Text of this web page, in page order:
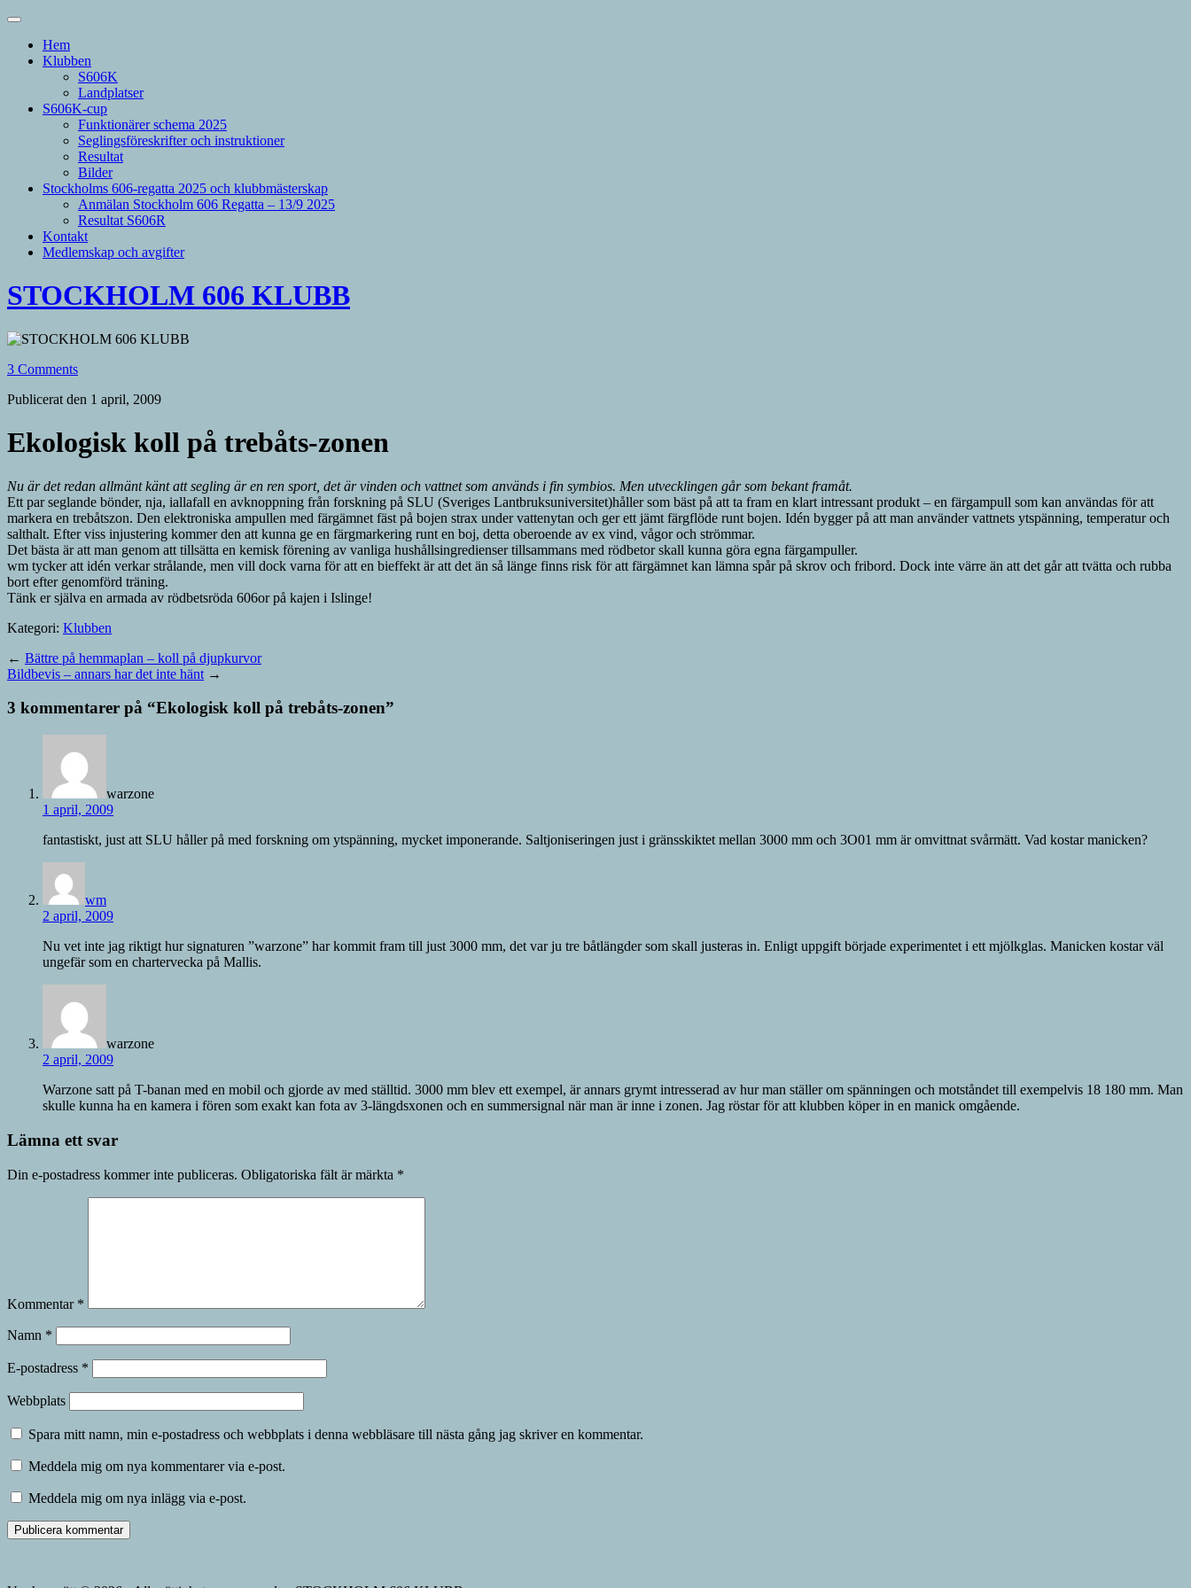
Hem
Klubben
S606K
Landplatser
S606K-cup
Funktionärer schema 2025
Seglingsföreskrifter och instruktioner
Resultat
Bilder
Stockholms 606-regatta 2025 och klubbmästerskap
Anmälan Stockholm 606 Regatta – 13/9 2025
Resultat S606R
Kontakt
Medlemskap och avgifter
STOCKHOLM 606 KLUBB
3 Comments
Publicerat den 1 april, 2009
Ekologisk koll på trebåts-zonen
Nu är det redan allmänt känt att segling är en ren sport, det är vinden och vattnet som används i fin symbios. Men utvecklingen går som bekant framåt.
Ett par seglande bönder, nja, iallafall en avknoppning från forskning på SLU (Sveriges Lantbruksuniversitet)håller som bäst på att ta fram en klart intressant produkt – en färgampull som kan användas för att
markera en trebåtszon. Den elektroniska ampullen med färgämnet fäst på bojen strax under vattenytan och ger ett jämt färgflöde runt bojen. Idén bygger på att man använder vattnets ytspänning, temperatur och
salthalt. Efter viss injustering kommer den att kunna ge en färgmarkering runt en boj, detta oberoende av ex vind, vågor och strömmar.
Det bästa är att man genom att tillsätta en kemisk förening av vanliga hushållsingredienser tillsammans med rödbetor skall kunna göra egna färgampuller.
wm tycker att idén verkar strålande, men vill dock varna för att en bieffekt är att det än så länge finns risk för att färgämnet kan lämna spår på skrov och fribord. Dock inte värre än att det går att tvätta och rubba
bort efter genomförd träning.
Tänk er själva en armada av rödbetsröda 606or på kajen i Islinge!
Kategori: Klubben
← Bättre på hemmaplan – koll på djupkurvor
Bildbevis – annars har det inte hänt →
3 kommentarer på “Ekologisk koll på trebåts-zonen”
warzone
1 april, 2009
fantastiskt, just att SLU håller på med forskning om ytspänning, mycket imponerande. Saltjoniseringen just i gränsskiktet mellan 3000 mm och 3O01 mm är omvittnat svårmätt. Vad kostar manicken?
wm
2 april, 2009
Nu vet inte jag riktigt hur signaturen ”warzone” har kommit fram till just 3000 mm, det var ju tre båtlängder som skall justeras in. Enligt uppgift började experimentet i ett mjölkglas. Manicken kostar väl
ungefär som en chartervecka på Mallis.
warzone
2 april, 2009
Warzone satt på T-banan med en mobil och gjorde av med ställtid. 3000 mm blev ett exempel, är annars grymt intresserad av hur man ställer om spänningen och motståndet till exempelvis 18 180 mm. Man
skulle kunna ha en kamera i fören som exakt kan fota av 3-längdsxonen och en summersignal när man är inne i zonen. Jag röstar för att klubben köper in en manick omgående.
Lämna ett svar
Din e-postadress kommer inte publiceras. Obligatoriska fält är märkta *
Kommentar *
Namn *
E-postadress *
Webbplats
Spara mitt namn, min e-postadress och webbplats i denna webbläsare till nästa gång jag skriver en kommentar.
Meddela mig om nya kommentarer via e-post.
Meddela mig om nya inlägg via e-post.